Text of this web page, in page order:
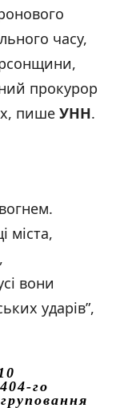
часу,
прокурор
пише УНН.
міста,
вони
ударів”,
го